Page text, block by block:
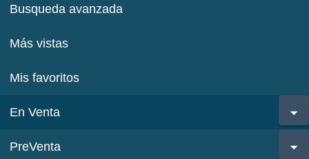
Busqueda avanzada
Más vistas
Mis favoritos
En Venta
PreVenta